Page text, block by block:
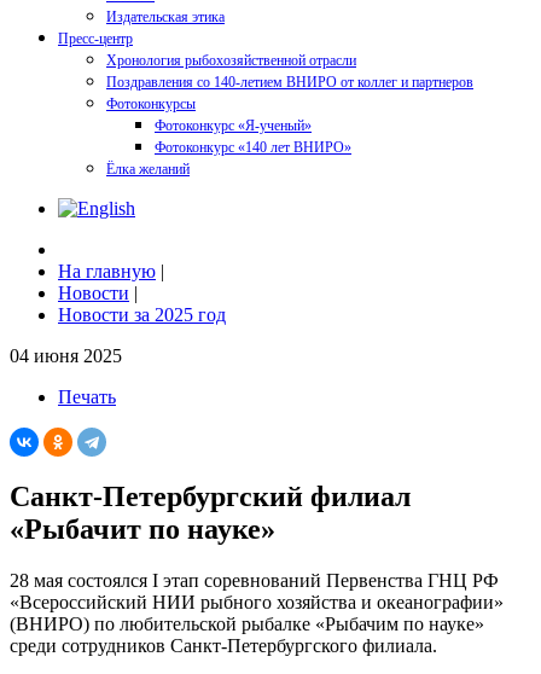
Издательская этика
Пресс-центр
Хронология рыбохозяйственной отрасли
Поздравления со 140-летием ВНИРО от коллег и партнеров
Фотоконкурсы
Фотоконкурс «Я-ученый»
Фотоконкурс «140 лет ВНИРО»
Ёлка желаний
На главную |
Новости |
Новости за 2025 год
04 июня 2025
Печать
Санкт-Петербургский филиал
«Рыбачит по науке»
28 мая состоялся I этап соревнований Первенства ГНЦ РФ
«Всероссийский НИИ рыбного хозяйства и океанографии»
(ВНИРО) по любительской рыбалке «Рыбачим по науке»
среди сотрудников Санкт-Петербургского филиала.